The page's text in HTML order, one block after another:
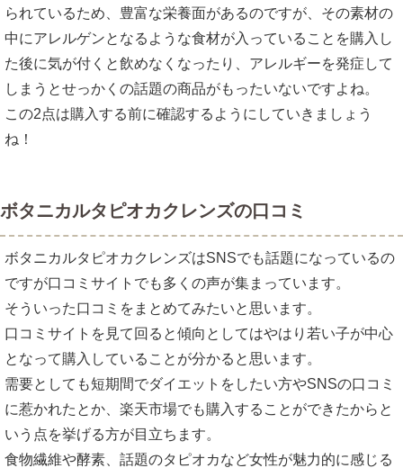
られているため、豊富な栄養面があるのですが、その素材の
中にアレルゲンとなるような食材が入っていることを購入し
た後に気が付くと飲めなくなったり、アレルギーを発症して
しまうとせっかくの話題の商品がもったいないですよね。
この2点は購入する前に確認するようにしていきましょう
ね！
ボタニカルタピオカクレンズの口コミ
ボタニカルタピオカクレンズはSNSでも話題になっているの
ですが口コミサイトでも多くの声が集まっています。
そういった口コミをまとめてみたいと思います。
口コミサイトを見て回ると傾向としてはやはり若い子が中心
となって購入していることが分かると思います。
需要としても短期間でダイエットをしたい方やSNSの口コミ
に惹かれたとか、楽天市場でも購入することができたからと
いう点を挙げる方が目立ちます。
食物繊維や酵素、話題のタピオカなど女性が魅力的に感じる